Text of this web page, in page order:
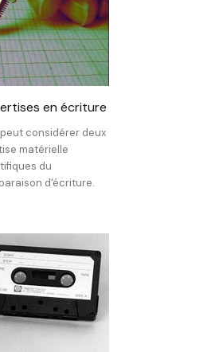
en écriture
considérer deux
matérielle
du
d'écriture.